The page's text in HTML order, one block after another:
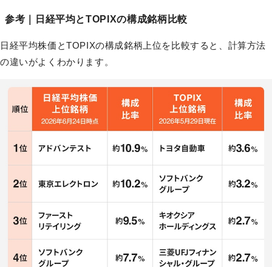
参考｜日経平均とTOPIXの構成銘柄比較
日経平均株価とTOPIXの構成銘柄上位を比較すると、計算方法
の違いがよくわかります。